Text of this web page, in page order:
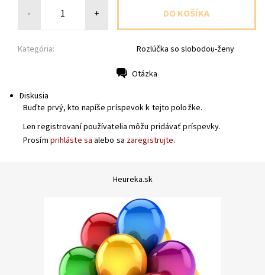
- +
Kategória: Rozlúčka so slobodou-ženy
Otázka
Diskusia
Buďte prvý, kto napíše príspevok k tejto položke.
Len registrovaní používatelia môžu pridávať príspevky.
Prosím prihláste sa alebo sa zaregistrujte.
Heureka.sk